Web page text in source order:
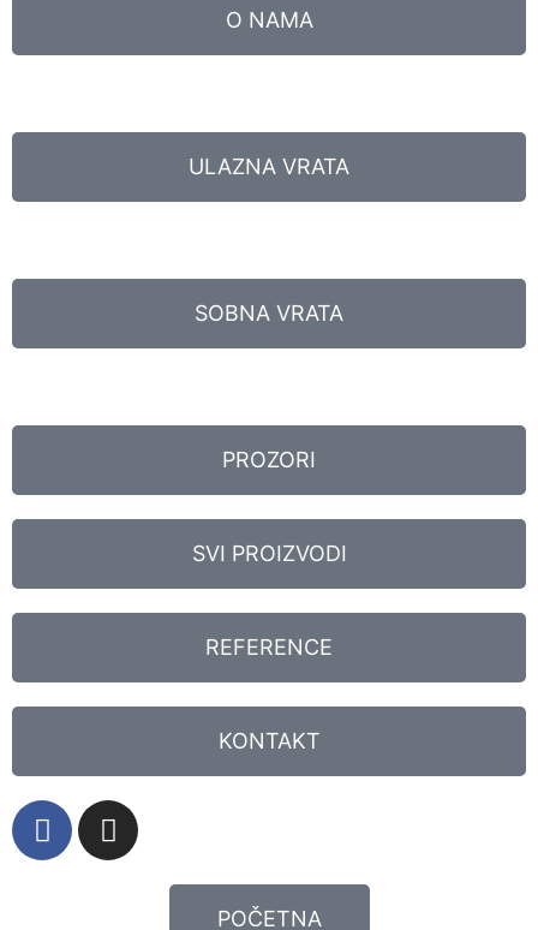
O NAMA
ULAZNA VRATA
SOBNA VRATA
PROZORI
SVI PROIZVODI
REFERENCE
KONTAKT
POČETNA